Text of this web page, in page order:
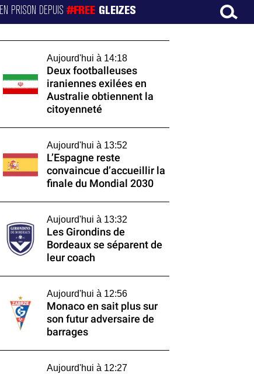
EN PRISON DEPUIS#FREE GLEIZES
Aujourd'hui à 14:18
Deux footballeuses
iraniennes exilées en
Australie obtiennent la
citoyenneté
Aujourd'hui à 13:52
L’Espagne reste
convaincue d’accueillir la
finale du Mondial 2030
Aujourd'hui à 13:32
Les Girondins de
Bordeaux se séparent de
leur coach
Aujourd'hui à 12:56
Monaco en sait plus sur
son futur adversaire de
barrages
Aujourd'hui à 12:27